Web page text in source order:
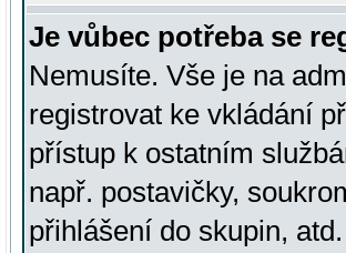
Je vůbec potřeba se
Nemusíte. Vše je na
registrovat ke vkládání
přístup k ostatním
např. postavičky,
přihlášení do skupin,